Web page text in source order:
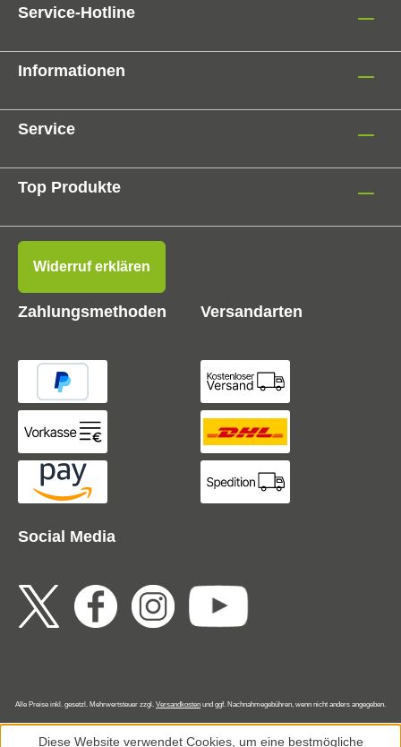
Service-Hotline
Informationen
Service
Top Produkte
Social Media
Widerruf erklären
Zahlungsmethoden Versandarten
Alle Preise inkl. gesetzl. Mehrwertsteuer zzgl. Versandkosten und ggf. Nachnahmegebühren, wenn nicht anders angegeben.
Diese Website verwendet Cookies, um eine bestmögliche